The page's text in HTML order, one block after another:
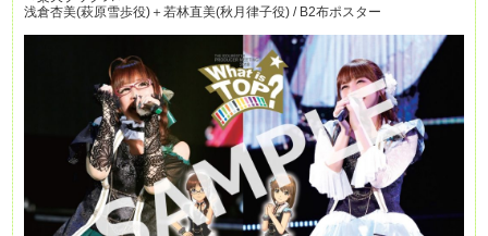
浅倉杏美(萩原雪歩役)＋若林直美(秋月律子役) / B2布ポスター